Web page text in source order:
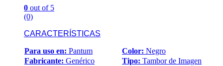
0 out of 5
(0)
CARACTERÍSTICAS
Para uso en: Pantum Color: Negro
Fabricante: Genérico Tipo: Tambor de Imagen